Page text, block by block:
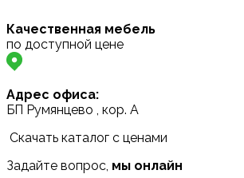
Качественная мебель
по доступной цене
Адрес офиса:
БП Румянцево , кор. А
Скачать каталог с ценами
Задайте вопрос, мы онлайн